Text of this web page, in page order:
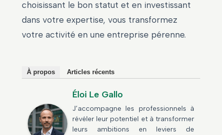
choisissant le bon statut et en investissant
dans votre expertise, vous transformez
votre activité en une entreprise pérenne.
À propos Articles récents
Éloi Le Gallo
J’accompagne les professionnels à
révéler leur potentiel et à transformer
leurs ambitions en leviers de